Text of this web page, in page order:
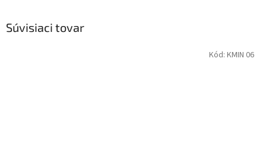
Súvisiaci tovar
Kód: KMIN 06